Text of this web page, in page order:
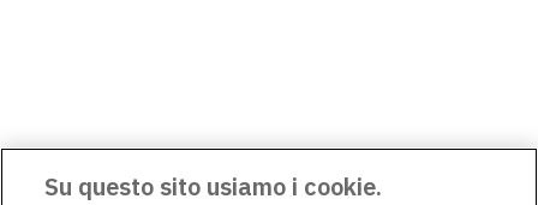
Su questo sito usiamo i cookie.